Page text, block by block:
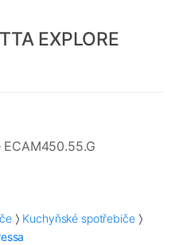
EXPLORE
Kuchyňské spotřebiče